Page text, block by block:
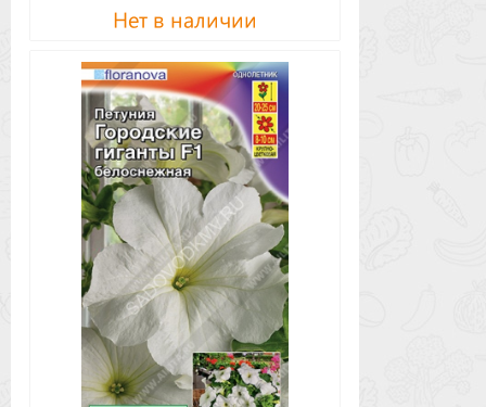
Нет в наличии